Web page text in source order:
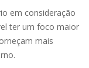
em consideração
ter um foco maior
mais